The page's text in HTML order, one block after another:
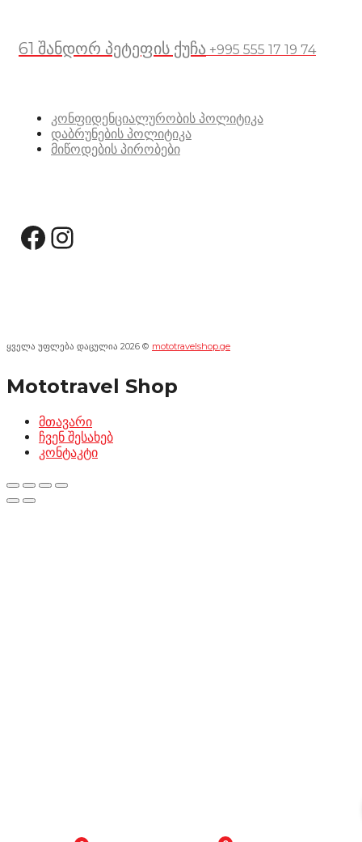
61 შანდორ პეტეფის ქუჩა +995 555 17 19 74
კონფიდენციალურობის პოლიტიკა
დაბრუნების პოლიტიკა
მიწოდების პირობები
Facebook
Instagram
ყველა უფლება დაცულია 2026 © mototravelshop.ge
Mototravel Shop
მთავარი
ჩვენ შესახებ
კონტაკტი